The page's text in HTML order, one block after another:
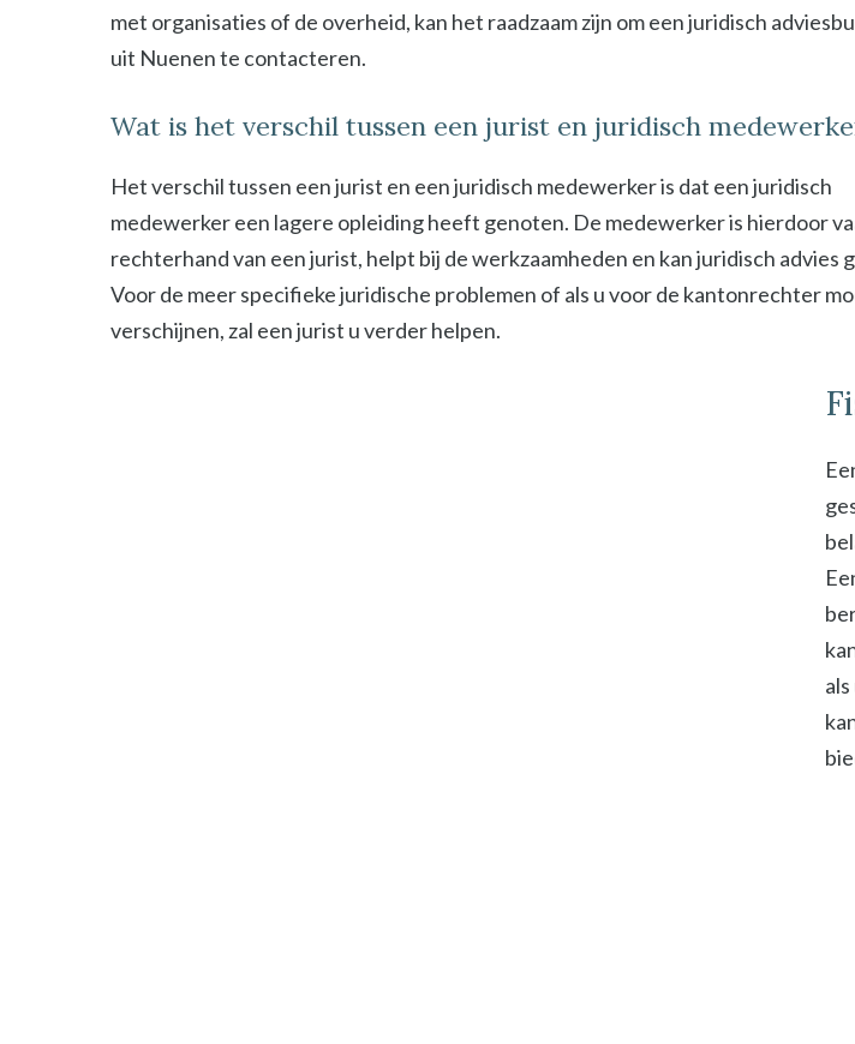
met organisaties of de overheid, kan het raadzaam zijn om een juridisch
uit Nuenen te contacteren.
Wat is het verschil tussen een jurist en juridisch
Het verschil tussen een jurist en een juridisch medewerker is dat een juridisch
medewerker een lagere opleiding heeft genoten. De medewerker is hierdoor
rechterhand van een jurist, helpt bij de werkzaamheden en kan juridisch advies
Voor de meer specifieke juridische problemen of als u voor de kantonrechter
verschijnen, zal een jurist u verder helpen.